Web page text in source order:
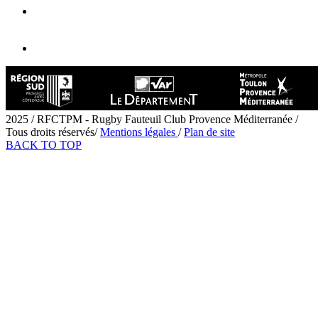
2025 / RFCTPM - Rugby Fauteuil Club Provence Méditerranée /
Tous droits réservés/Mentions légales /Plan de site
BACK TO TOP